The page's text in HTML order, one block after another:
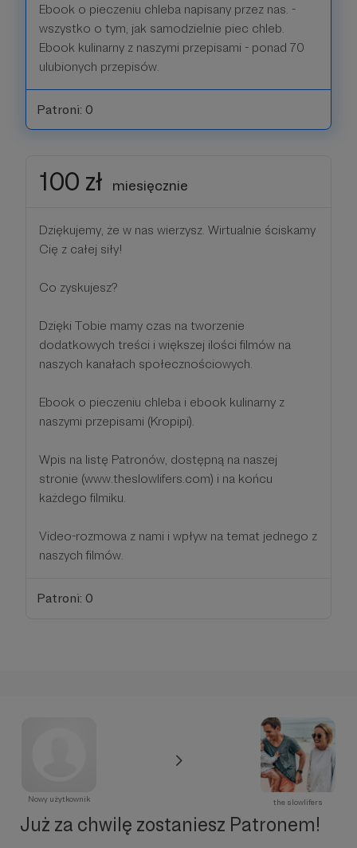
Ebook o pieczeniu chleba napisany przez nas. -
wszystko o tym, jak samodzielnie piec chleb.
Ebook kulinarny z naszymi przepisami - ponad 70
ulubionych przepisów.
Patroni: 0
100 zł miesięcznie
Dziękujemy, że w nas wierzysz. Wirtualnie ściskamy
Cię z całej siły!
Co zyskujesz?
Dzięki Tobie mamy czas na tworzenie
dodatkowych treści i większej ilości filmów na
naszych kanałach społecznościowych.
Ebook o pieczeniu chleba i ebook kulinarny z
naszymi przepisami (Kropipi).
Wpis na listę Patronów, dostępną na naszej
stronie (www.theslowlifers.com) i na końcu
każdego filmiku.
Video-rozmowa z nami i wpływ na temat jednego z
naszych filmów.
Patroni: 0
Nowy użytkownik the slowlifers
Już za chwilę zostaniesz Patronem!